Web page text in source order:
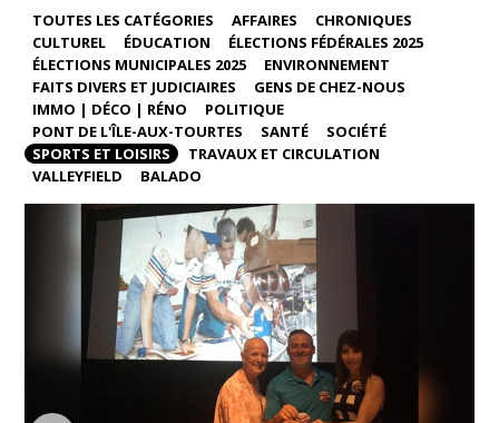
TOUTES LES CATÉGORIES AFFAIRES
CHRONIQUES
CULTUREL
ÉDUCATION
ÉLECTIONS FÉDÉRALES 2025
ÉLECTIONS MUNICIPALES 2025
ENVIRONNEMENT
FAITS DIVERS ET JUDICIAIRES
GENS DE CHEZ-NOUS
IMMO | DÉCO | RÉNO
POLITIQUE
PONT DE L'ÎLE-AUX-TOURTES
SANTÉ
SOCIÉTÉ
SPORTS ET LOISIRS
TRAVAUX ET CIRCULATION
VALLEYFIELD
BALADO